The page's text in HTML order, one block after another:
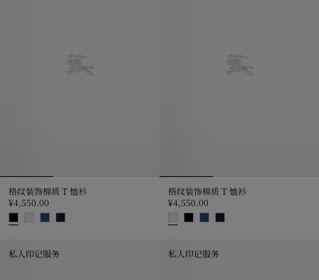
格纹装饰棉质 T 恤衫
¥4,550.00
格纹装饰棉质 T 恤衫
¥4,550.00
私人印记服务 私人印记服务